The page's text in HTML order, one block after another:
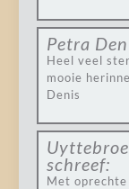
Petra
Heel veel
mooie
Denis
schreef:
Met